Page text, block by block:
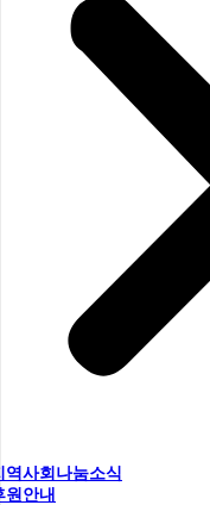
역사회나눔소식
원안내